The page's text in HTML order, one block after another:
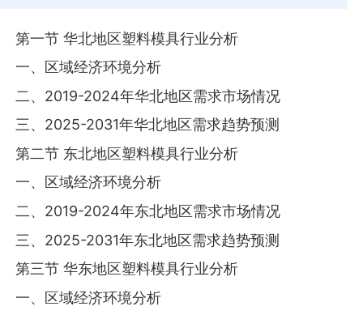
第一节 华北地区塑料模具行业分析
一、区域经济环境分析
二、2019-2024年华北地区需求市场情况
三、2025-2031年华北地区需求趋势预测
第二节 东北地区塑料模具行业分析
一、区域经济环境分析
二、2019-2024年东北地区需求市场情况
三、2025-2031年东北地区需求趋势预测
第三节 华东地区塑料模具行业分析
一、区域经济环境分析